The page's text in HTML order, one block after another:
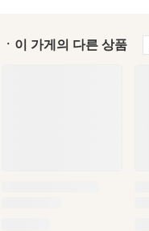
ㆍ이 가게의 다른 상품